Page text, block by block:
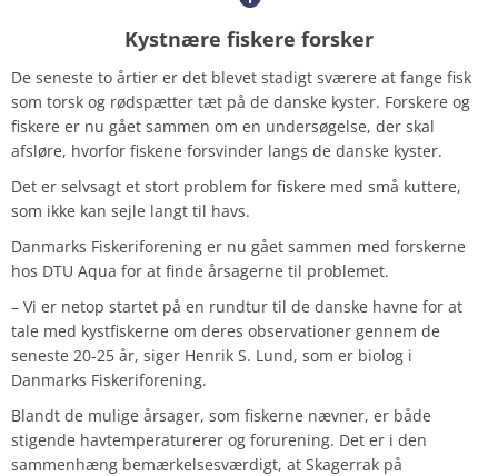
Kystnære fiskere forsker
De seneste to årtier er det blevet stadigt sværere at fange fisk
som torsk og rødspætter tæt på de danske kyster. Forskere og
fiskere er nu gået sammen om en undersøgelse, der skal
afsløre, hvorfor fiskene forsvinder langs de danske kyster.
Det er selvsagt et stort problem for fiskere med små kuttere,
som ikke kan sejle langt til havs.
Danmarks Fiskeriforening er nu gået sammen med forskerne
hos DTU Aqua for at finde årsagerne til problemet.
– Vi er netop startet på en rundtur til de danske havne for at
tale med kystfiskerne om deres observationer gennem de
seneste 20-25 år, siger Henrik S. Lund, som er biolog i
Danmarks Fiskeriforening.
Blandt de mulige årsager, som fiskerne nævner, er både
stigende havtemperaturerer og forurening. Det er i den
sammenhæng bemærkelsesværdigt, at Skagerrak på